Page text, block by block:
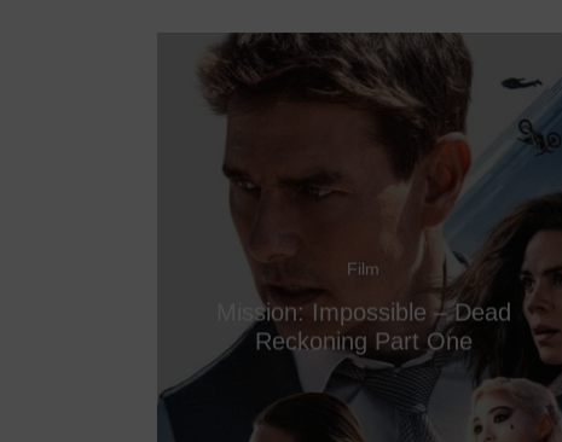
Film
Mission: Impossible – Dead
Reckoning Part One